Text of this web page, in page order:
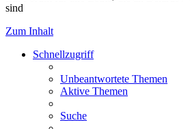
sind
Zum Inhalt
Schnellzugriff
Unbeantwortete Themen
Aktive Themen
Suche